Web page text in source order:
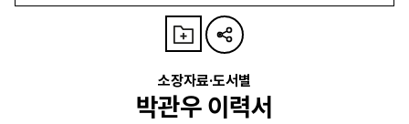
소장자료·도서별
박관우 이력서